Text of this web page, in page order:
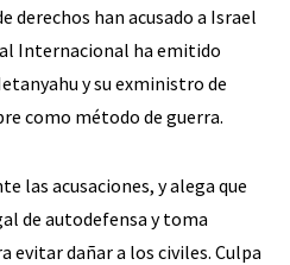
derechos han acusado a Israel
Internacional ha emitido
y su exministro de
como método de guerra.
las acusaciones, y alega que
de autodefensa y toma
evitar dañar a los civiles. Culpa